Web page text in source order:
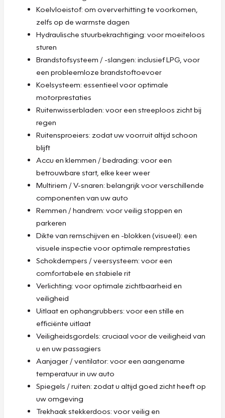
Koelvloeistof: om oververhitting te voorkomen,
zelfs op de warmste dagen
Hydraulische stuurbekrachtiging: voor moeiteloos
sturen
Brandstofsysteem / -slangen: inclusief LPG, voor
een probleemloze brandstoftoevoer
Koelsysteem: essentieel voor optimale
motorprestaties
Ruitenwisserbladen: voor een streeploos zicht bij
regen
Ruitensproeiers: zodat uw voorruit altijd schoon
blijft
Accu en klemmen / bedrading: voor een
betrouwbare start, elke keer weer
Multiriem / V-snaren: belangrijk voor verschillende
componenten van uw auto
Remmen / handrem: voor veilig stoppen en
parkeren
Dikte van remschijven en -blokken (visueel): een
visuele inspectie voor optimale remprestaties
Schokdempers / veersysteem: voor een
comfortabele en stabiele rit
Verlichting: voor optimale zichtbaarheid en
veiligheid
Uitlaat en ophangrubbers: voor een stille en
efficiënte uitlaat
Veiligheidsgordels: cruciaal voor de veiligheid van
u en uw passagiers
Aanjager / ventilator: voor een aangename
temperatuur in uw auto
Spiegels / ruiten: zodat u altijd goed zicht heeft op
uw omgeving
Trekhaak stekkerdoos: voor veilig en